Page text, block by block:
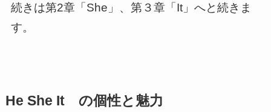
続きは第2章「She」、第３章「It」へと続きま
す。
He She It の個性と魅力